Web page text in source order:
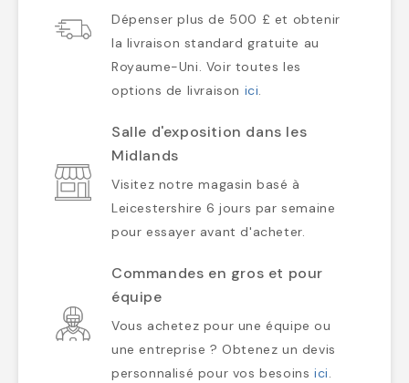
Dépenser plus de 500 £ et obtenir
la livraison standard gratuite au
Royaume-Uni. Voir toutes les
options de livraison ici.
Salle d'exposition dans les
Midlands
Visitez notre magasin basé à
Leicestershire 6 jours par semaine
pour essayer avant d'acheter.
Commandes en gros et pour
équipe
Vous achetez pour une équipe ou
une entreprise ? Obtenez un devis
personnalisé pour vos besoinsici.